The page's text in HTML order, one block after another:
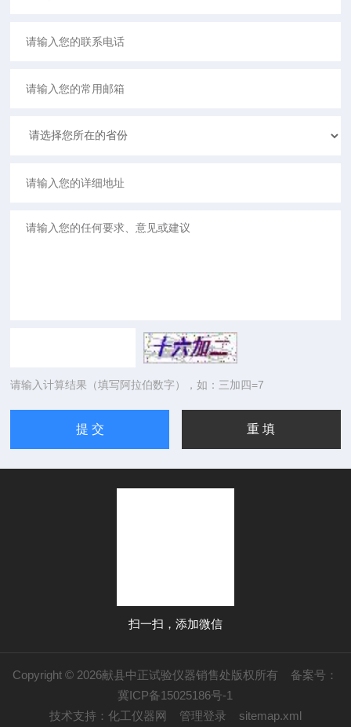
请输入计算结果（填写阿拉伯数字），如：三加四=7
扫一扫，添加微信
Copyright © 2026献县中正试验仪器销售处版权所有 备案号：
冀ICP备15025186号-1
技术支持： 化工仪器网 管理登录 sitemap.xml